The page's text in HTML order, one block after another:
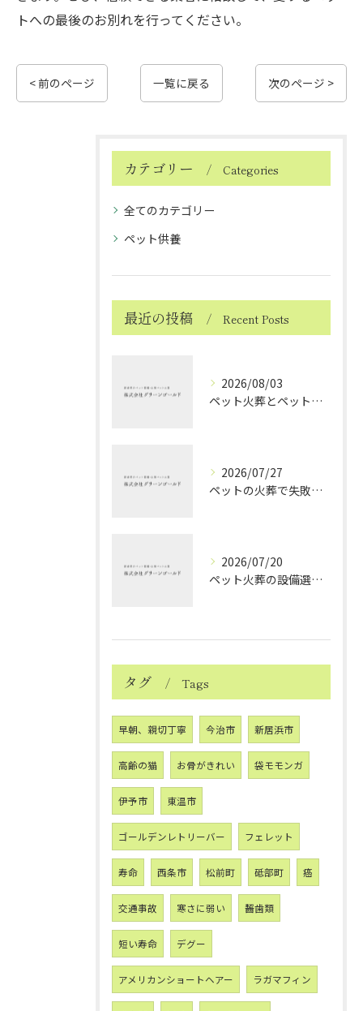
トへの最後のお別れを行ってください。
< 前のページ 一覧に戻る 次のページ >
カテゴリー Categories
全てのカテゴリー
ペット供養
最近の投稿 Recent Posts
2026/08/03
ペット火葬とペット火葬後の愛媛県北宇和郡松野町で知っておきたい実務と費用比較ガイド
2026/07/27
ペットの火葬で失敗しない業者選択と後悔しないポイントを徹底解説
2026/07/20
ペット火葬の設備選びと愛媛県西条市で安心して見送るためのポイント
タグ Tags
早朝、親切丁寧 今治市 新居浜市
高齢の猫 お骨がきれい 袋モモンガ
伊予市 東温市
ゴールデンレトリーバー フェレット
寿命 西条市 松前町 砥部町 癌
交通事故 寒さに弱い 齧歯類
短い寿命 デグー
アメリカンショートヘアー ラガマフィン